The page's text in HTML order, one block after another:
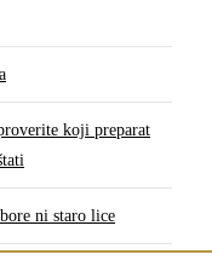
koji preparat
ni staro lice